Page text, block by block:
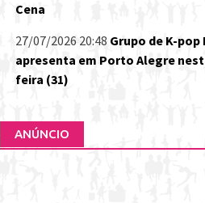
Cena
27/07/2026 20:48 Grupo de K-pop
apresenta em Porto Alegre
feira (31)
ANÚNCIO